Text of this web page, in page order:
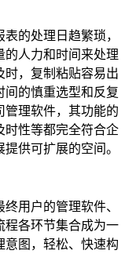
的处理日趋繁琐，
的人力和时间来处理
时，复制粘贴容易出
间的慎重选型和反复
管理软件，其功能的
时性等都完全符合企
供可扩展的空间。
用户的管理软件、
程各环节集合成为一
意图，轻松、快速构